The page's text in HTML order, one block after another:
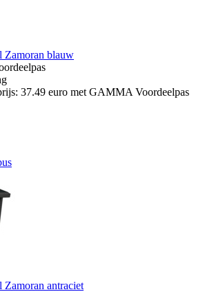
Zamoran blauw
37.49 euro met GAMMA Voordeelpas
Zamoran antraciet